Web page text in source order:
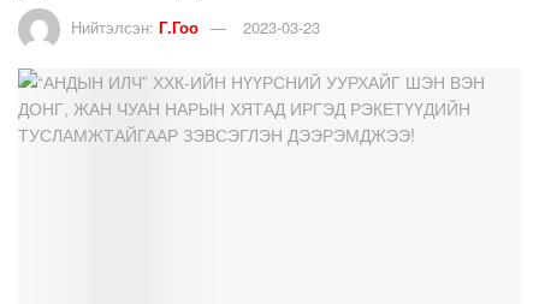
Нийтэлсэн: Г.Гоо 2023-03-23